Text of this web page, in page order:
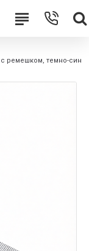
с ремешком, темно-син